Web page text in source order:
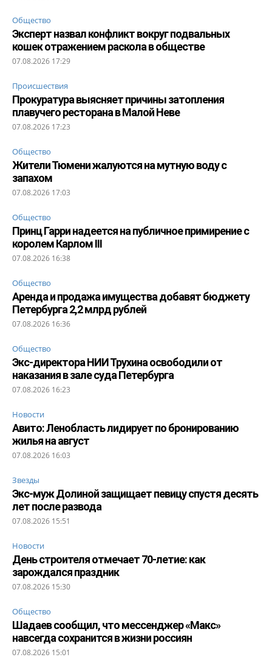
Общество
Эксперт назвал конфликт вокруг подвальных
кошек отражением раскола в обществе
07.08.2026 17:29
Происшествия
Прокуратура выясняет причины затопления
плавучего ресторана в Малой Неве
07.08.2026 17:23
Общество
Жители Тюмени жалуются на мутную воду с
запахом
07.08.2026 17:03
Общество
Принц Гарри надеется на публичное примирение с
королем Карлом III
07.08.2026 16:38
Общество
Аренда и продажа имущества добавят бюджету
Петербурга 2,2 млрд рублей
07.08.2026 16:36
Общество
Экс-директора НИИ Трухина освободили от
наказания в зале суда Петербурга
07.08.2026 16:23
Новости
Авито: Ленобласть лидирует по бронированию
жилья на август
07.08.2026 16:03
Звезды
Экс-муж Долиной защищает певицу спустя десять
лет после развода
07.08.2026 15:51
Новости
День строителя отмечает 70-летие: как
зарождался праздник
07.08.2026 15:30
Общество
Шадаев сообщил, что мессенджер «Макс»
навсегда сохранится в жизни россиян
07.08.2026 15:01